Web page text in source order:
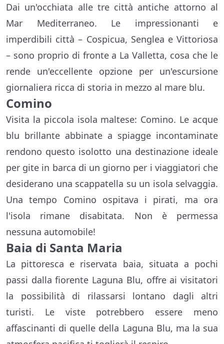
Dai un'occhiata alle tre città antiche attorno al
Mar Mediterraneo. Le impressionanti e
imperdibili città – Cospicua, Senglea e Vittoriosa
– sono proprio di fronte a La Valletta, cosa che le
rende un'eccellente opzione per un'escursione
giornaliera ricca di storia in mezzo al mare blu.
Comino
Visita la piccola isola maltese: Comino. Le acque
blu brillante abbinate a spiagge incontaminate
rendono questo isolotto una destinazione ideale
per gite in barca di un giorno per i viaggiatori che
desiderano una scappatella su un isola selvaggia.
Una tempo Comino ospitava i pirati, ma ora
l'isola rimane disabitata. Non è permessa
nessuna automobile!
Baia di Santa Maria
La pittoresca e riservata baia, situata a pochi
passi dalla fiorente Laguna Blu, offre ai visitatori
la possibilità di rilassarsi lontano dagli altri
turisti. Le viste potrebbero essere meno
affascinanti di quelle della Laguna Blu, ma la sua